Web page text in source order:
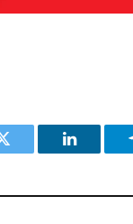
Twitter LinkedIn